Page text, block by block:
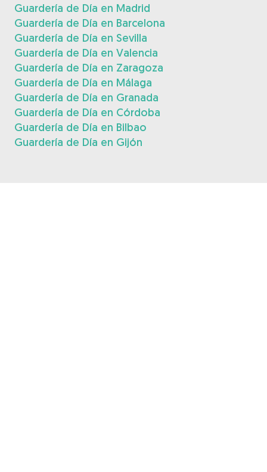
Guardería de Día en Madrid
Guardería de Día en Barcelona
Guardería de Día en Sevilla
Guardería de Día en Valencia
Guardería de Día en Zaragoza
Guardería de Día en Málaga
Guardería de Día en Granada
Guardería de Día en Córdoba
Guardería de Día en Bilbao
Guardería de Día en Gijón